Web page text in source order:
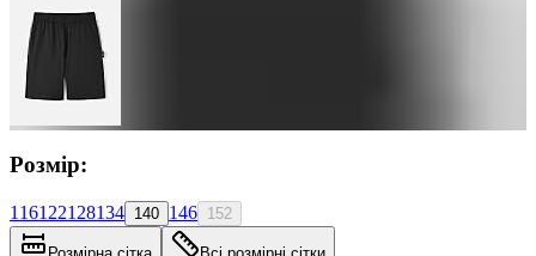
Розмір:
116122128134 140 146 152